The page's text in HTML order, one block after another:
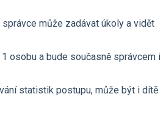
může zadávat úkoly a vidět
osobu a bude současně správcem i
statistik postupu, může být i dítě